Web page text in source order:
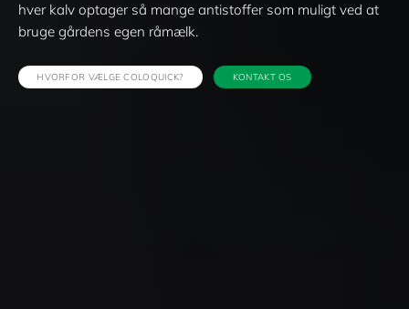
hver kalv optager så mange antistoffer som muligt ved at
bruge gårdens egen råmælk.
HVORFOR VÆLGE COLOQUICK? KONTAKT OS